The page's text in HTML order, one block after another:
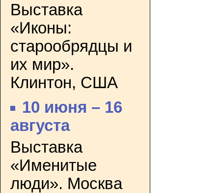
Выставка
«Иконы:
старообрядцы и
их мир».
Клинтон, США
10 июня – 16
августа
Выставка
«Именитые
люди». Москва